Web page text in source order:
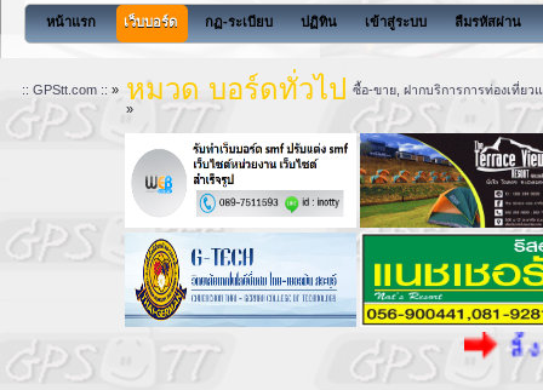
หน้าแรก เว็บบอร์ด กฏ-ระเบียบ ปฏิทิน เข้าสู่ระบบ ลืมรหัสผ่าน
:: GPStt.com :: » หมวด บอร์ดทั่วไป
»
ซื้อ-ขาย, ฝากบริการการท่องเที่ยว
ลิ้ ง ค์ ก า ร พ นั น